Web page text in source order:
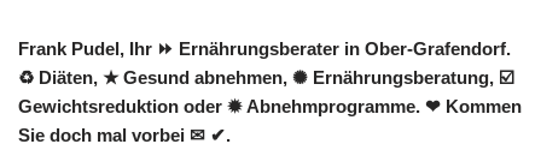
Frank Pudel, Ihr ⏩ Ernährungsberater in Ober-Grafendorf.
♻ Diäten, ★ Gesund abnehmen, ✺ Ernährungsberatung, ☑️
Gewichtsreduktion oder ✹ Abnehmprogramme. ❤ Kommen
Sie doch mal vorbei ✉ ✔.